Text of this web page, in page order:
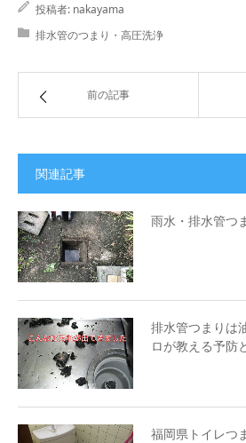
投稿者: nakayama
排水管のつまり・高圧洗浄
前の記事
関連記事
雨水・排水管つ
排水管つまりは
ロが教える予防
福岡県トイレつ